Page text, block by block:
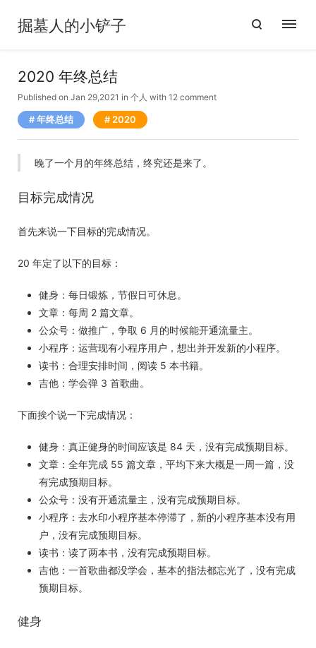
掘墓人的小铲子
2020 年终总结
Published on Jan 29,2021 in 个人 with 12 comment
年终总结 2020
晚了一个月的年终总结，终究还是来了。
目标完成情况
首先来说一下目标的完成情况。
20 年定了以下的目标：
健身：每日锻炼，节假日可休息。
文章：每周 2 篇文章。
公众号：做推广，争取 6 月的时候能开通流量主。
小程序：运营现有小程序用户，想出并开发新的小程序。
读书：合理安排时间，阅读 5 本书籍。
吉他：学会弹 3 首歌曲。
下面挨个说一下完成情况：
健身：真正健身的时间应该是 84 天，没有完成预期目标。
文章：全年完成 55 篇文章，平均下来大概是一周一篇，没
有完成预期目标。
公众号：没有开通流量主，没有完成预期目标。
小程序：去水印小程序基本停滞了，新的小程序基本没有用
户，没有完成预期目标。
读书：读了两本书，没有完成预期目标。
吉他：一首歌曲都没学会，基本的指法都忘光了，没有完成
预期目标。
健身